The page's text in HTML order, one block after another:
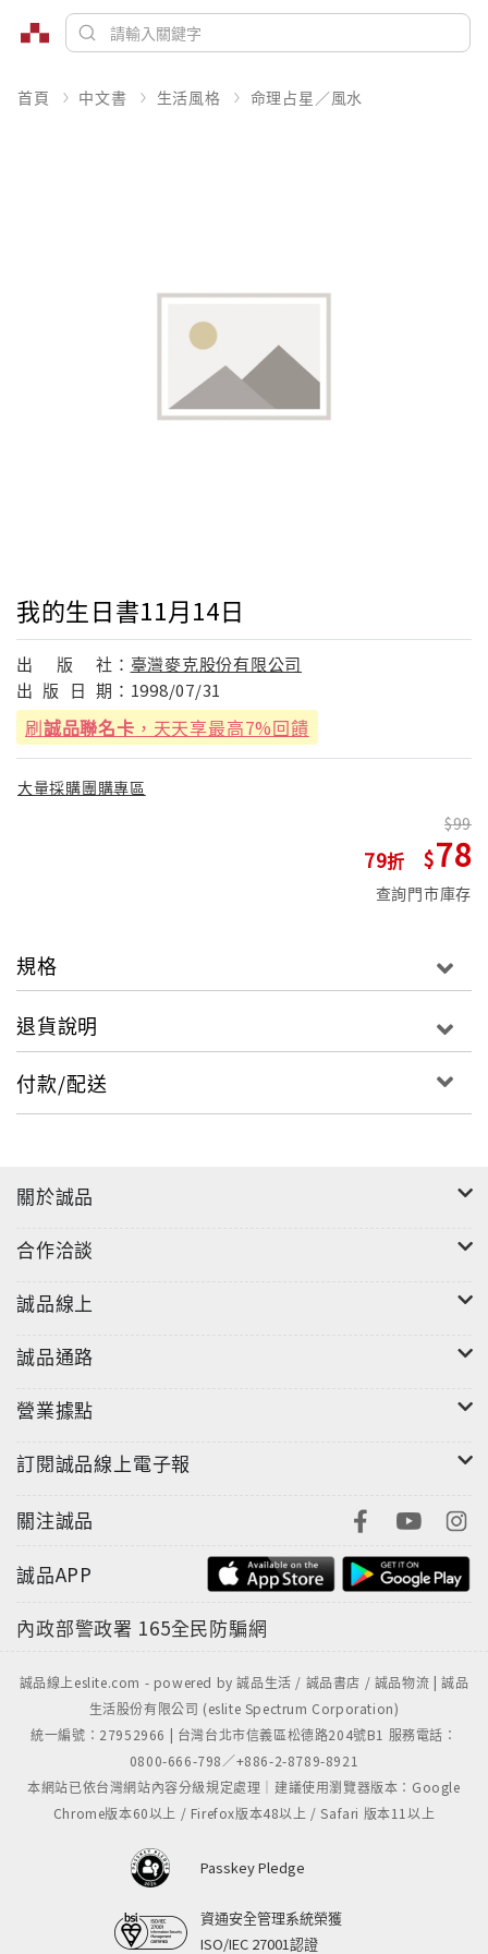
首頁 中文書 生活風格 命理占星／風水
我的生日書11月14日
出 版 社： 臺灣麥克股份有限公司
出 版 日 期： 1998/07/31
刷誠品聯名卡 ，天天享最高7%回饋
大量採購團購專區
79
99
78
查詢門市庫存
規格
退貨說明
付款/配送
關於誠品
合作洽談
誠品線上
誠品通路
營業據點
訂閱誠品線上電子報
關注誠品
誠品APP
內政部警政署 165全民防騙網
誠品線上eslite.com - powered by 誠品生活 / 誠品書店 / 誠品物流 | 誠品
生活股份有限公司 (eslite Spectrum Corporation)
統一編號：27952966 | 台灣台北市信義區松德路204號B1 服務電話：
0800-666-798／+886-2-8789-8921
本網站已依台灣網站內容分級規定處理｜建議使用瀏覽器版本：Google
Chrome版本60以上 / Firefox版本48以上 / Safari 版本11以上
Passkey Pledge
資通安全管理系統榮獲
ISO/IEC 27001認證